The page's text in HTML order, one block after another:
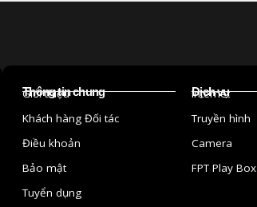
Thông tin chung
Giới thiệu
Khách hàng Đối tác
Điều khoản
Bảo mật
Tuyển dụng
Dịch vụ
Internet
Truyền hình
Camera
FPT Play Box